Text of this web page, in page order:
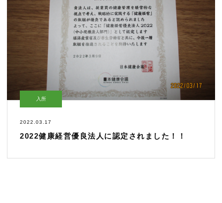
入所
2022.03.17
2022健康経営優良法人に認定されました！！